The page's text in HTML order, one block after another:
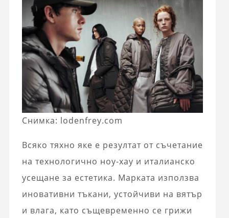
Снимка: lodenfrey.com
Всяко тяхно яке е резултат от съчетание
на технологично ноу-хау и италианско
усещане за естетика. Марката използва
иновативни тъкани, устойчиви на вятър
и влага, като същевременно се грижи